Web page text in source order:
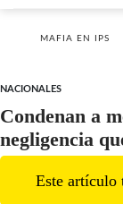
MAFIA EN IPS
NACIONALES
Condenan a
negligencia
Este artículo